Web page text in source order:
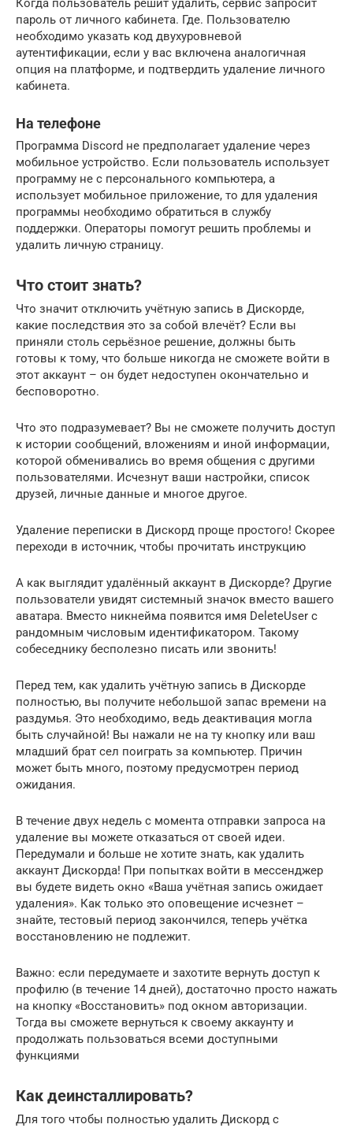
Когда пользователь решит удалить, сервис запросит
пароль от личного кабинета. Где. Пользователю
необходимо указать код двухуровневой
аутентификации, если у вас включена аналогичная
опция на платформе, и подтвердить удаление личного
кабинета.
На телефоне
Программа Discord не предполагает удаление через
мобильное устройство. Если пользователь использует
программу не с персонального компьютера, а
использует мобильное приложение, то для удаления
программы необходимо обратиться в службу
поддержки. Операторы помогут решить проблемы и
удалить личную страницу.
Что стоит знать?
Что значит отключить учётную запись в Дискорде,
какие последствия это за собой влечёт? Если вы
приняли столь серьёзное решение, должны быть
готовы к тому, что больше никогда не сможете войти в
этот аккаунт – он будет недоступен окончательно и
бесповоротно.
Что это подразумевает? Вы не сможете получить доступ
к истории сообщений, вложениям и иной информации,
которой обменивались во время общения с другими
пользователями. Исчезнут ваши настройки, список
друзей, личные данные и многое другое.
Удаление переписки в Дискорд проще простого! Скорее
переходи в источник, чтобы прочитать инструкцию
А как выглядит удалённый аккаунт в Дискорде? Другие
пользователи увидят системный значок вместо вашего
аватара. Вместо никнейма появится имя DeleteUser с
рандомным числовым идентификатором. Такому
собеседнику бесполезно писать или звонить!
Перед тем, как удалить учётную запись в Дискорде
полностью, вы получите небольшой запас времени на
раздумья. Это необходимо, ведь деактивация могла
быть случайной! Вы нажали не на ту кнопку или ваш
младший брат сел поиграть за компьютер. Причин
может быть много, поэтому предусмотрен период
ожидания.
В течение двух недель с момента отправки запроса на
удаление вы можете отказаться от своей идеи.
Передумали и больше не хотите знать, как удалить
аккаунт Дискорда! При попытках войти в мессенджер
вы будете видеть окно «Ваша учётная запись ожидает
удаления». Как только это оповещение исчезнет –
знайте, тестовый период закончился, теперь учётка
восстановлению не подлежит.
Важно: если передумаете и захотите вернуть доступ к
профилю (в течение 14 дней), достаточно просто нажать
на кнопку «Восстановить» под окном авторизации.
Тогда вы сможете вернуться к своему аккаунту и
продолжать пользоваться всеми доступными
функциями
Как деинсталлировать?
Для того чтобы полностью удалить Дискорд с